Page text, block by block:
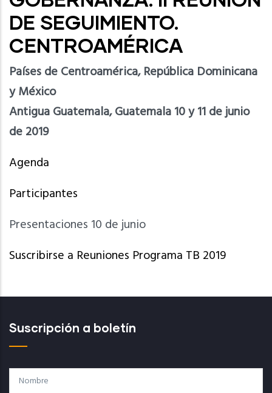
DE SEGUIMIENTO.
CENTROAMÉRICA
Países de Centroamérica, República Dominicana
y México
Antigua Guatemala, Guatemala 10 y 11 de junio
de 2019
Agenda
Participantes
Presentaciones 10 de junio
Suscribirse a Reuniones Programa TB 2019
Suscripción a boletín
Nombre